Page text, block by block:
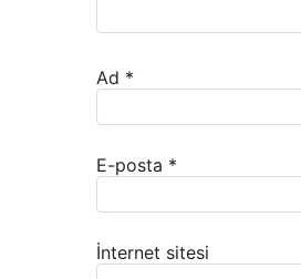
Ad *
E-posta *
İnternet sitesi